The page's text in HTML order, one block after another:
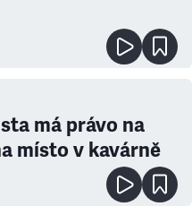
má právo na
místo v kavárně